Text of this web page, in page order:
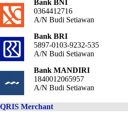
Bank BNI
0364412716
A/N Budi Setiawan
Bank BRI
5897-0103-9232-535
A/N Budi Setiawan
Bank MANDIRI
1840012065957
A/N Budi Setiawan
QRIS Merchant